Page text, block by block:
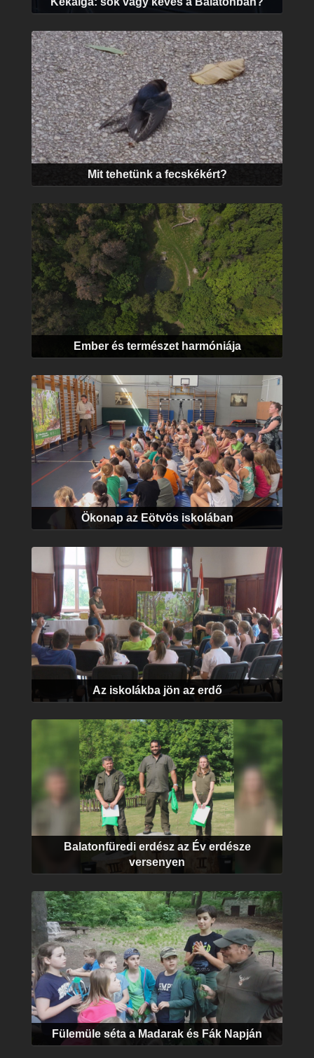
Mit tehetünk a fecskékért?
Ember és természet harmóniája
Ökonap az Eötvös iskolában
Az iskolákba jön az erdő
Balatonfüredi erdész az Év erdésze
versenyen
Fülemüle séta a Madarak és Fák Napján